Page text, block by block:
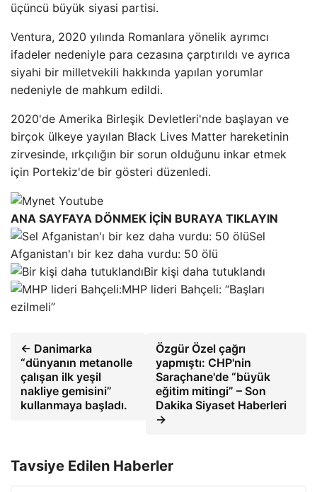
üçüncü büyük siyasi partisi.
Ventura, 2020 yılında Romanlara yönelik ayrımcı
ifadeler nedeniyle para cezasına çarptırıldı ve ayrıca
siyahi bir milletvekili hakkında yapılan yorumlar
nedeniyle de mahkum edildi.
2020'de Amerika Birleşik Devletleri'nde başlayan ve
birçok ülkeye yayılan Black Lives Matter hareketinin
zirvesinde, ırkçılığın bir sorun olduğunu inkar etmek
için Portekiz'de bir gösteri düzenledi.
ANA SAYFAYA DÖNMEK İÇİN BURAYA TIKLAYIN
Sel
Afganistan'ı bir kez daha vurdu: 50 ölü
Bir kişi daha tutuklandı
MHP lideri Bahçeli: “Başları
ezilmeli”
← Danimarka
“dünyanın metanolle
çalışan ilk yeşil
nakliye gemisini”
kullanmaya başladı.
Özgür Özel çağrı
yapmıştı: CHP'nin
Saraçhane'de “büyük
eğitim mitingi” – Son
Dakika Siyaset Haberleri
→
Tavsiye Edilen Haberler